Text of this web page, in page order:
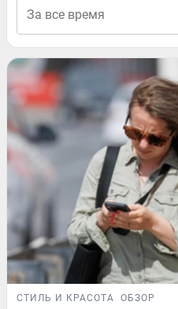
СТИЛЬ И КРАСОТА ОБЗОР